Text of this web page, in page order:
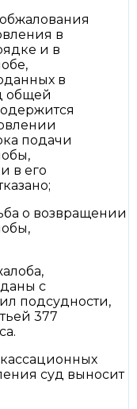
в
и в
в
общей
подачи
в его
о возвращении
с
подсудности,
377
суд выносит